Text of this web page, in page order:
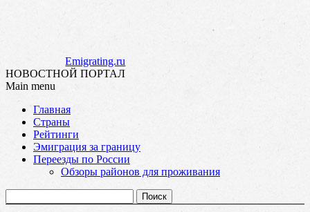
Emigrating.ru
НОВОСТНОЙ ПОРТАЛ
Main menu
content
Главная
Страны
Рейтинги
Эмиграция за границу
Переезды по России
Обзоры районов для проживания